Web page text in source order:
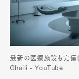
最新の医療施設も完備
Ghaili - YouTube